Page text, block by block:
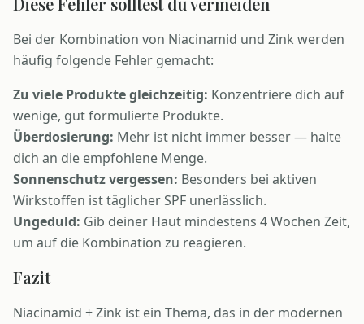
Bei der Kombination von Niacinamid und Zink werden
häufig folgende Fehler gemacht:
Zu viele Produkte gleichzeitig: Konzentriere dich auf
wenige, gut formulierte Produkte.
Überdosierung: Mehr ist nicht immer besser — halte
dich an die empfohlene Menge.
Sonnenschutz vergessen: Besonders bei aktiven
Wirkstoffen ist täglicher SPF unerlässlich.
Ungeduld: Gib deiner Haut mindestens 4 Wochen Zeit,
um auf die Kombination zu reagieren.
Fazit
Niacinamid + Zink ist ein Thema, das in der modernen